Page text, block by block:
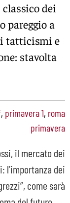
dei
pareggio a
tatticismi e
stavolta
, primavera 1, roma
primavera
il mercato dei
l’importanza dei
come sarà